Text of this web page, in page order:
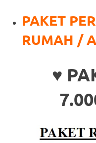
PAKET
RUMAH /
♥